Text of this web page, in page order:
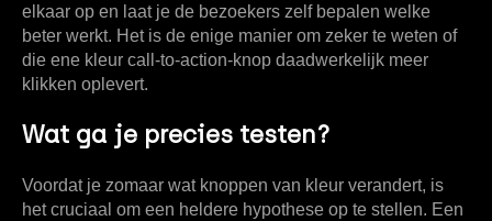
elkaar op en laat je de bezoekers zelf bepalen welke
beter werkt. Het is de enige manier om zeker te weten of
die ene kleur call-to-action-knop daadwerkelijk meer
klikken oplevert.
Wat ga je precies testen?
Voordat je zomaar wat knoppen van kleur verandert, is
het cruciaal om een heldere hypothese op te stellen. Een